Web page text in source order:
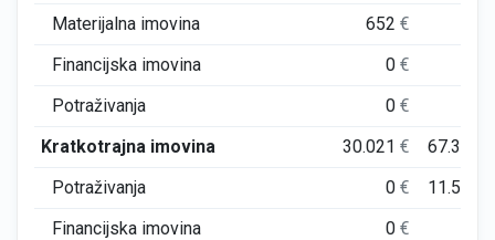
Materijalna imovina
652€
Financijska imovina
0€
Potraživanja
0€
Kratkotrajna imovina
30.021€ 67.339
Potraživanja
0€ 11.571
Financijska imovina
0€